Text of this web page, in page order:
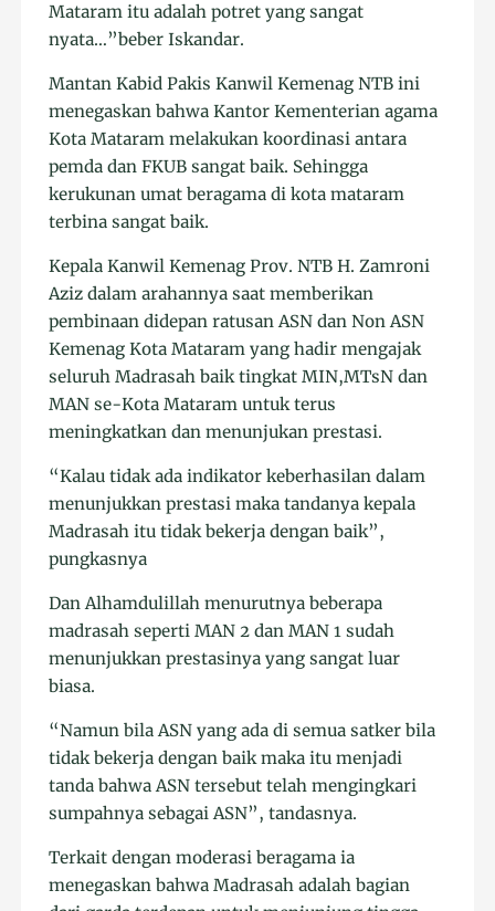
Mataram itu adalah potret yang sangat
nyata…”beber Iskandar.
Mantan Kabid Pakis Kanwil Kemenag NTB ini
menegaskan bahwa Kantor Kementerian agama
Kota Mataram melakukan koordinasi antara
pemda dan FKUB sangat baik. Sehingga
kerukunan umat beragama di kota mataram
terbina sangat baik.
Kepala Kanwil Kemenag Prov. NTB H. Zamroni
Aziz dalam arahannya saat memberikan
pembinaan didepan ratusan ASN dan Non ASN
Kemenag Kota Mataram yang hadir mengajak
seluruh Madrasah baik tingkat MIN,MTsN dan
MAN se-Kota Mataram untuk terus
meningkatkan dan menunjukan prestasi.
“Kalau tidak ada indikator keberhasilan dalam
menunjukkan prestasi maka tandanya kepala
Madrasah itu tidak bekerja dengan baik”,
pungkasnya
Dan Alhamdulillah menurutnya beberapa
madrasah seperti MAN 2 dan MAN 1 sudah
menunjukkan prestasinya yang sangat luar
biasa.
“Namun bila ASN yang ada di semua satker bila
tidak bekerja dengan baik maka itu menjadi
tanda bahwa ASN tersebut telah mengingkari
sumpahnya sebagai ASN”, tandasnya.
Terkait dengan moderasi beragama ia
menegaskan bahwa Madrasah adalah bagian